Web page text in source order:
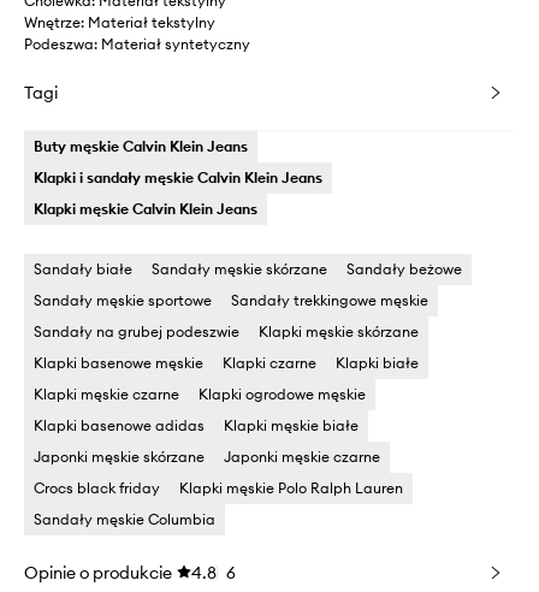
Wnętrze: Materiał tekstylny
Podeszwa: Materiał syntetyczny
Tagi
Buty męskie Calvin Klein Jeans
Klapki i sandały męskie Calvin Klein Jeans
Klapki męskie Calvin Klein Jeans
Sandały białe Sandały męskie skórzane
Sandały beżowe
Sandały męskie sportowe
Sandały trekkingowe męskie
Sandały na grubej podeszwie
Klapki męskie skórzane
Klapki basenowe męskie
Klapki czarne
Klapki białe
Klapki męskie czarne
Klapki ogrodowe męskie
Klapki basenowe adidas
Klapki męskie białe
Japonki męskie skórzane
Japonki męskie czarne
Crocs black friday
Klapki męskie Polo Ralph Lauren
Sandały męskie Columbia
Opinie o produkcie 4.8 6